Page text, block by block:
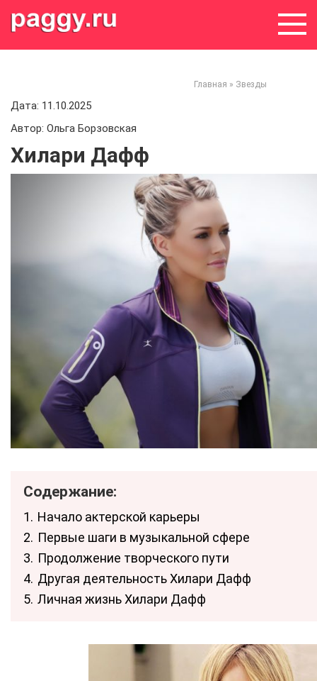
Главная » Звезды
Дата: 11.10.2025
Автор: Ольга Борзовская
Хилари Дафф
Содержание:
1. Начало актерской карьеры
2. Первые шаги в музыкальной сфере
3. Продолжение творческого пути
4. Другая деятельность Хилари Дафф
5. Личная жизнь Хилари Дафф